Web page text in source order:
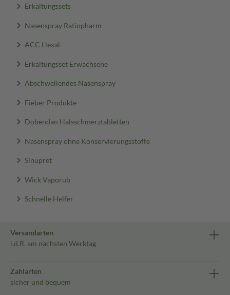
Erkältungssets
Nasenspray Ratiopharm
ACC Hexal
Erkältungsset Erwachsene
Abschwellendes Nasenspray
Fieber Produkte
Dobendan Halsschmerztabletten
Nasenspray ohne Konservierungsstoffe
Sinupret
Wick Vaporub
Schnelle Helfer
Versandarten
i.d.R. am nächsten Werktag
Zahlarten
sicher und bequem